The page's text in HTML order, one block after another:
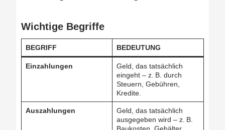
Wichtige Begriffe
BEGRIFF BEDEUTUNG
Einzahlungen
Geld, das tatsächlich
eingeht – z. B. durch
Steuern, Gebühren,
Kredite.
Auszahlungen
Geld, das tatsächlich
ausgegeben wird – z. B.